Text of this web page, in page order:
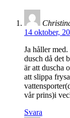
14 oktober,
Ja håller
dusch då det
är att duscha
att slippa
vår prins)i
Svara